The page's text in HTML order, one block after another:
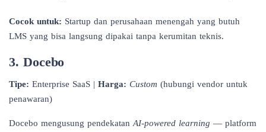
Cocok untuk: Startup dan perusahaan menengah yang butuh
LMS yang bisa langsung dipakai tanpa kerumitan teknis.
3. Docebo
Tipe: Enterprise SaaS | Harga: Custom (hubungi vendor untuk
penawaran)
Docebo mengusung pendekatan AI-powered learning — platform